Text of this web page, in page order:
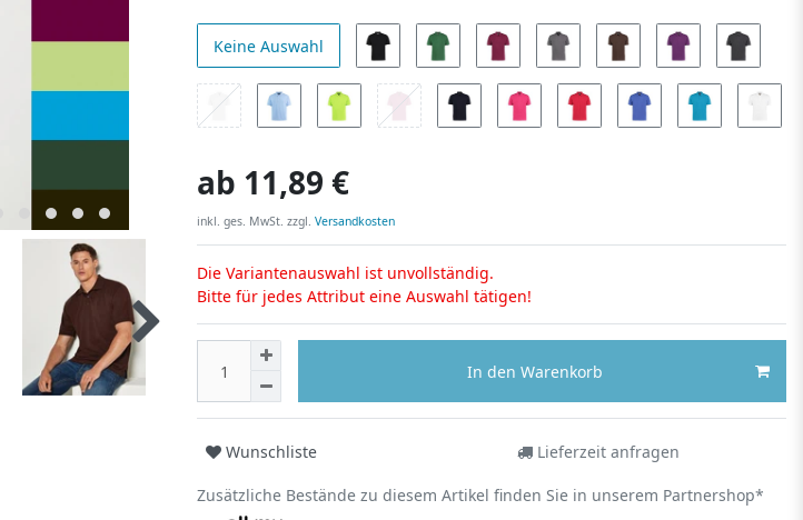
Keine Auswahl
ab 11,89 €
inkl. ges. MwSt. zzgl. Versandkosten
Die Variantenauswahl ist unvollständig.
Bitte für jedes Attribut eine Auswahl tätigen!
In den Warenkorb
Wunschliste Lieferzeit anfragen
Zusätzliche Bestände zu diesem Artikel finden Sie in unserem Partnershop*